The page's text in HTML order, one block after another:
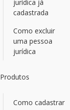
jurídica já
cadastrada
Como excluir
uma pessoa
jurídica
Produtos
Como cadastrar